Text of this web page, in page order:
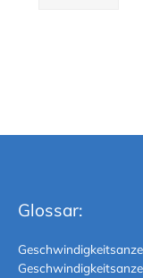
Glossar: